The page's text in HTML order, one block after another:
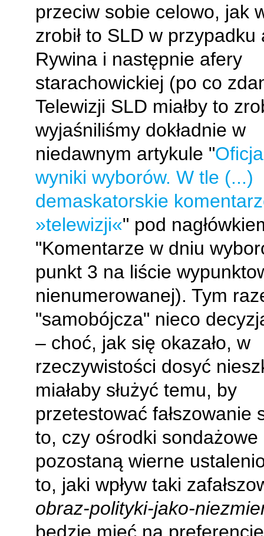
przeciw sobie celowo, jak
zrobił to SLD w przypadku
Rywina i następnie afery
starachowickiej (po co
Telewizji SLD miałby to
wyjaśniliśmy dokładnie w
niedawnym artykule "
wyniki wyborów. W tle (...)
demaskatorskie
»telewizji«" pod
"Komentarze w dniu
punkt 3 na liście
nienumerowanej). Tym
"samobójcza" nieco
– choć, jak się okazało, w
rzeczywistości dosyć
miałaby służyć temu, by
przetestować fałszowanie
to, czy ośrodki sondażowe
pozostaną wierne
to, jaki wpływ taki
obraz-polityki-jako-